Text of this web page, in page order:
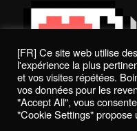
Politique de confidentialité /
[FR] Ce site web utilise
l'expérience la plus
et vos visites répétées.
vos données pour les
"Accept All", vous
"Cookie Settings" propose